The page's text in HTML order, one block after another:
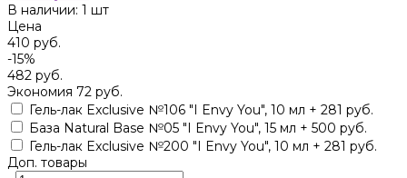
В наличии: 1 шт
Цена
410 руб.
-15%
482 руб.
Экономия 72 руб.
Гель-лак Exclusive №106 "I Envy You", 10 мл + 281 руб.
База Natural Base №05 "I Envy You", 15 мл + 500 руб.
Гель-лак Exclusive №200 "I Envy You", 10 мл + 281 руб.
Доп. товары